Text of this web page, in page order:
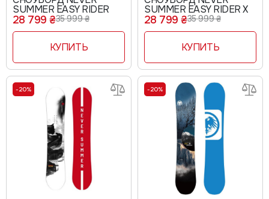
SUMMER EASY RIDER
28 799 ₴35 999 ₴
КУПИТЬ
SUMMER EASY RIDER X
28 799 ₴35 999 ₴
КУПИТЬ
-20% -20%